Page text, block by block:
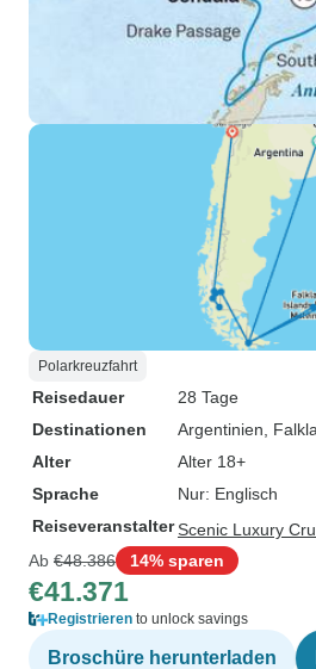
Polarkreuzfahrt
Reisedauer
28 Tage
Destinationen
Argentinien ,
Alter
Alter 18+
Sprache
Nur: Englisch
ReiseveranstalterScenic Luxury
Ab €48.386 14% sparen
€41.371
Registrieren to unlock savings
Broschüre herunterladen